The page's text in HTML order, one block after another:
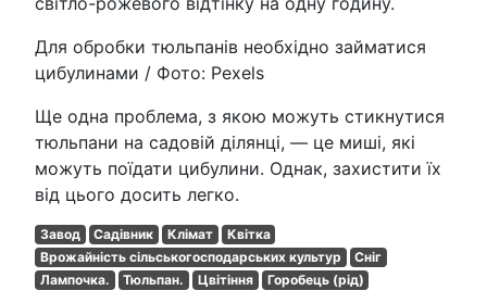
Для обробки тюльпанів необхідно займатися
цибулинами / Фото: Pexels
Ще одна проблема, з якою можуть стикнутися
тюльпани на садовій ділянці, — це миші, які
можуть поїдати цибулини. Однак, захистити їх
від цього досить легко.
Завод Садівник Клімат
Квітка
Врожайність сільськогосподарських культур
Сніг
Лампочка.
Тюльпан. Цвітіння Горобець (рід)